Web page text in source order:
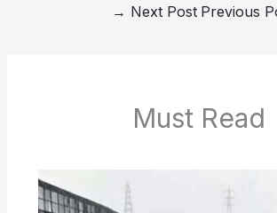
Next Post
→
Must Read